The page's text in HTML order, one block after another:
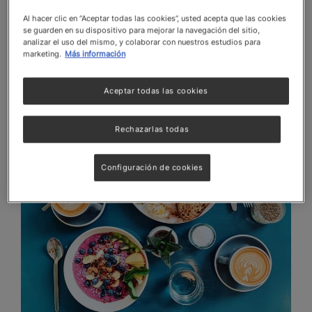
Este intrigante proceso implicaseleccionar
cuidadosamente y combinar ingredientes de
manera estratégica, considerando las
Al hacer clic en “Aceptar todas las cookies”, usted acepta que las cookies
se guarden en su dispositivo para mejorar la navegación del sitio,
analizar el uso del mismo, y colaborar con nuestros estudios para
marketing. Más información
Rechazarlas todas
Aceptar todas las cookies
Configuración de cookies